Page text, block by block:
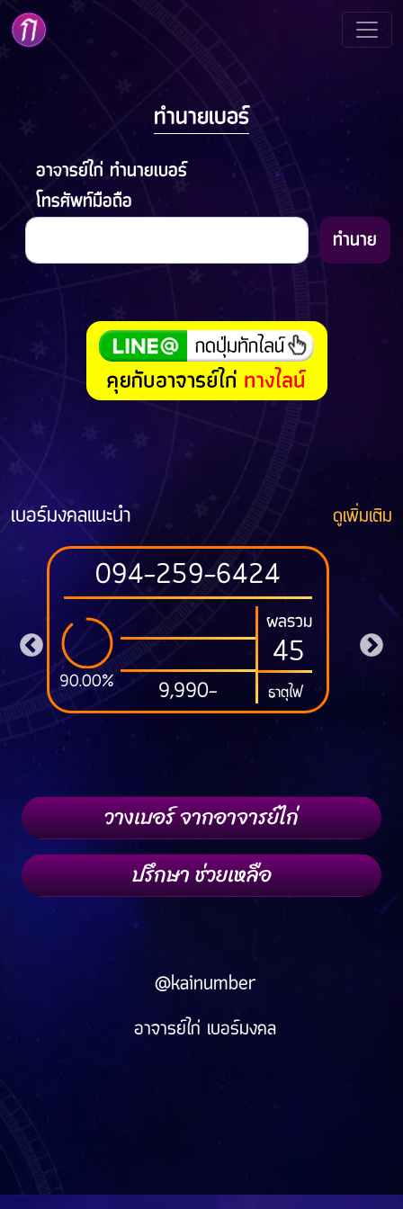
ทำนายเบอร์
อาจารย์ไก่ ทำนายเบอร์
โทรศัพท์มือถือ
ทำนาย
เบอร์มงคลแนะนำ ดูเพิ่มเติม
094-259-6424
90.00% 9,990-
ผลรวม
45
ธาตุไฟ
วางเบอร์ จากอาจารย์ไก่
ปรึกษา ช่วยเหลือ
@kainumber
อาจารย์ไก่ เบอร์มงคล